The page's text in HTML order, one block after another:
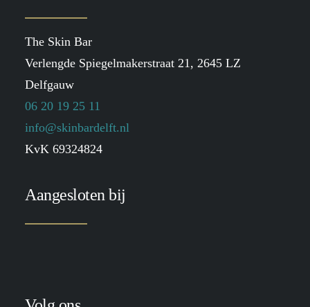
The Skin Bar
Verlengde Spiegelmakerstraat 21, 2645 LZ
Delfgauw
06 20 19 25 11
info@skinbardelft.nl
KvK 69324824
Aangesloten bij